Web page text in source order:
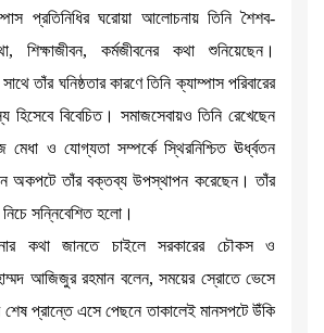
প্রতিনিধির ঘরোয়া আলোচনায় তিনি শৈশব-
শিক্ষাজীবন, কর্মজীবনের কথা শুনিয়েছেন।
তাঁর ঘনিষ্ঠতার কারণে তিনি ক্যাম্পাস পরিবারের
হিসেবে বিবেচিত। সমাজসেবায়ও তিনি রেখেছেন
ও যোগ্যতা সম্পর্কে স্থিরনিশ্চিত ঊর্ধ্বতন
অকপটে তাঁর বক্তব্য উপস্থাপন করেছেন। তাঁর
সন্নিবেশিত হলো।
কথা জানতে চাইলে সরকারের চৌকস ও
আজিজুর রহমান বলেন, সময়ের স্রোতে ভেসে
শেষ প্রান্তে এসে পেছনে তাকালেই মানসপটে উঁকি